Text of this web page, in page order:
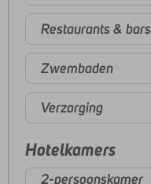
Restaurants & bars
Zwembaden
Verzorging
Hotelkamers
2-persoonskamer